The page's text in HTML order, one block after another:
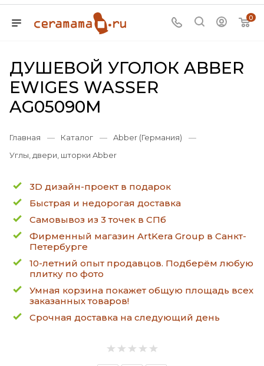
0
ДУШЕВОЙ УГОЛОК ABBER
EWIGES WASSER
AG05090M
Главная — Каталог — Abber (Германия)
—
Углы, двери, шторки Abber
3D дизайн-проект в подарок
Быстрая и недорогая доставка
Самовывоз из 3 точек в СПб
Фирменный магазин ArtKera Group в Санкт-
Петербурге
10-летний опыт продавцов. Подберём любую
плитку по фото
Умная корзина покажет общую площадь всех
заказанных товаров!
Срочная доставка на следующий день